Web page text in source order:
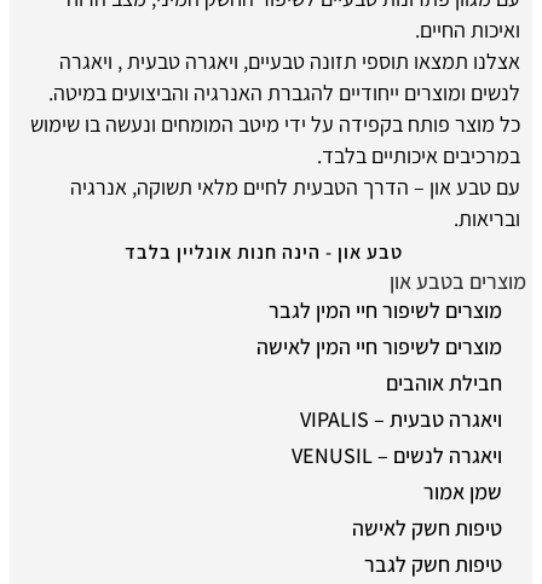
ואיכות החיים.
אצלנו תמצאו תוספי תזונה טבעיים, ויאגרה טבעית , ויאגרה
לנשים ומוצרים ייחודיים להגברת האנרגיה והביצועים במיטה.
כל מוצר פותח בקפידה על ידי מיטב המומחים ונעשה בו שימוש
במרכיבים איכותיים בלבד.
עם טבע און – הדרך הטבעית לחיים מלאי תשוקה, אנרגיה
ובריאות.
טבע און - הינה חנות אונליין בלבד
מוצרים בטבע און
מוצרים לשיפור חיי המין לגבר
מוצרים לשיפור חיי המין לאישה
חבילת אוהבים
ויאגרה טבעית – VIPALIS
ויאגרה לנשים – VENUSIL
שמן אמור
טיפות חשק לאישה
טיפות חשק לגבר